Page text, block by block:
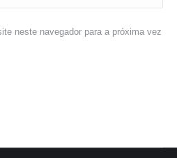
neste navegador para a próxima vez